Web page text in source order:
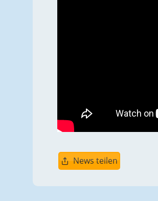
News teilen